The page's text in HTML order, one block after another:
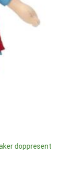
doppresent